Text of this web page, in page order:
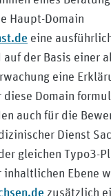
Haupt-Domain
eine
der Basis einer
eine
Domain
auch für die
Dienst
gleichen Typo3-
inhaltlichen Ebene
zusätzlich